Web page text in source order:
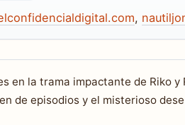
,
en la trama impactante de Riko
de episodios y el misterioso